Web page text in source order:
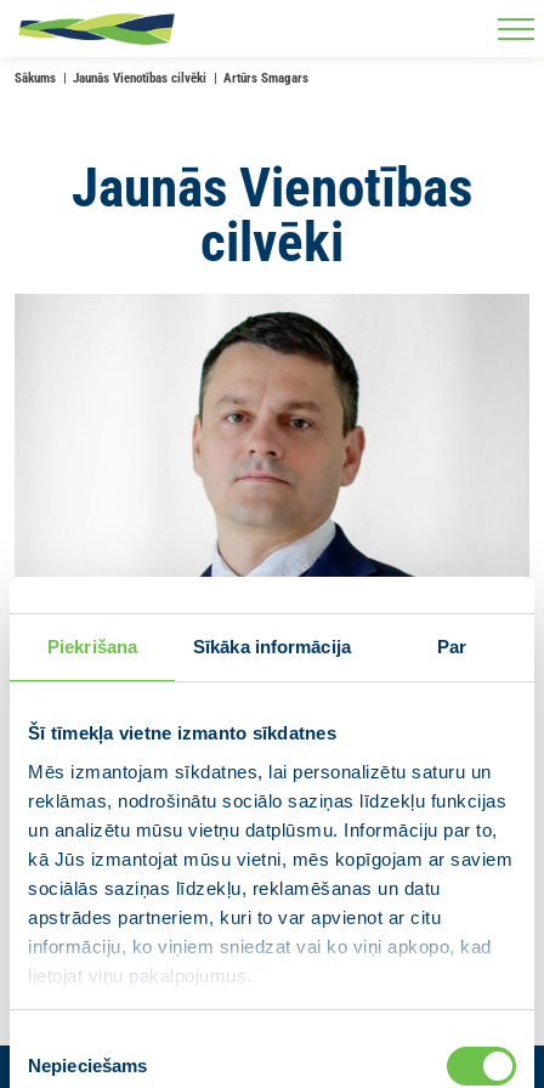
Piekrišana Sīkāka informācija Par
Šī tīmekļa vietne izmanto sīkdatnes
Mēs izmantojam sīkdatnes, lai personalizētu saturu un
reklāmas, nodrošinātu sociālo saziņas līdzekļu funkcijas
un analizētu mūsu vietņu datplūsmu. Informāciju par to,
kā Jūs izmantojat mūsu vietni, mēs kopīgojam ar saviem
sociālās saziņas līdzekļu, reklamēšanas un datu
apstrādes partneriem, kuri to var apvienot ar citu
informāciju, ko viņiem sniedzat vai ko viņi apkopo, kad
lietojat viņu pakalpojumus.
Piekrišanas
izvēle
Nepieciešams
Skip to main content
Sākums Jaunās Vienotības cilvēki Artūrs Smagars
Jaunās Vienotības
cilvēki
Artūrs Smagars
Gulbenes novada domes deputāts